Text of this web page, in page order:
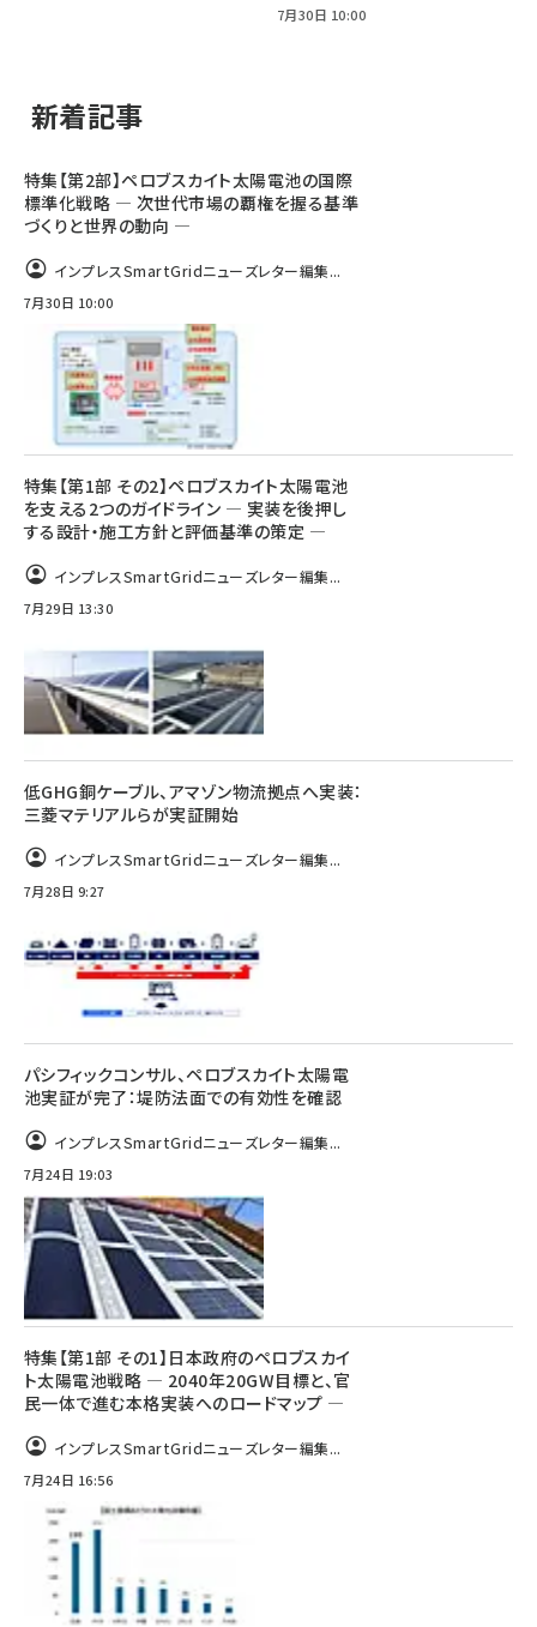
7月30日 10:00
新着記事
特集【第2部】ペロブスカイト太陽電池の国際
標準化戦略 ― 次世代市場の覇権を握る基準
づくりと世界の動向 ―
インプレスSmartGridニューズレター編集...
7月30日 10:00
特集【第1部 その2】ペロブスカイト太陽電池
を支える2つのガイドライン ― 実装を後押し
する設計・施工方針と評価基準の策定 ―
インプレスSmartGridニューズレター編集...
7月29日 13:30
低GHG銅ケーブル、アマゾン物流拠点へ実装：
三菱マテリアルらが実証開始
インプレスSmartGridニューズレター編集...
7月28日 9:27
パシフィックコンサル、ペロブスカイト太陽電
池実証が完了：堤防法面での有効性を確認
インプレスSmartGridニューズレター編集...
7月24日 19:03
特集【第1部 その1】日本政府のペロブスカイ
ト太陽電池戦略 ― 2040年20GW目標と、官
民一体で進む本格実装へのロードマップ ―
インプレスSmartGridニューズレター編集...
7月24日 16:56